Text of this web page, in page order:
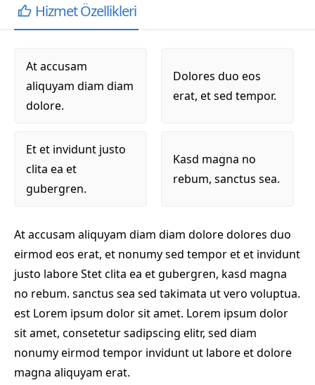
Hizmet Özellikleri
At accusam
aliquyam diam diam
dolore.
Dolores duo eos
erat, et sed tempor.
Et et invidunt justo
clita ea et
gubergren.
Kasd magna no
rebum, sanctus sea.
At accusam aliquyam diam diam dolore dolores duo
eirmod eos erat, et nonumy sed tempor et et invidunt
justo labore Stet clita ea et gubergren, kasd magna
no rebum. sanctus sea sed takimata ut vero voluptua.
est Lorem ipsum dolor sit amet. Lorem ipsum dolor
sit amet, consetetur sadipscing elitr, sed diam
nonumy eirmod tempor invidunt ut labore et dolore
magna aliquyam erat.